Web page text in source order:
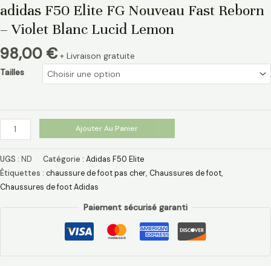
adidas F50 Elite FG Nouveau Fast Reborn
– Violet Blanc Lucid Lemon
98,00 € + Livraison gratuite
Tailles
Ajouter Au Panier
UGS : ND Catégorie : Adidas F50 Elite
Étiquettes : chaussure de foot pas cher​, Chaussures de foot,
Chaussures de foot Adidas​
Paiement sécurisé garanti